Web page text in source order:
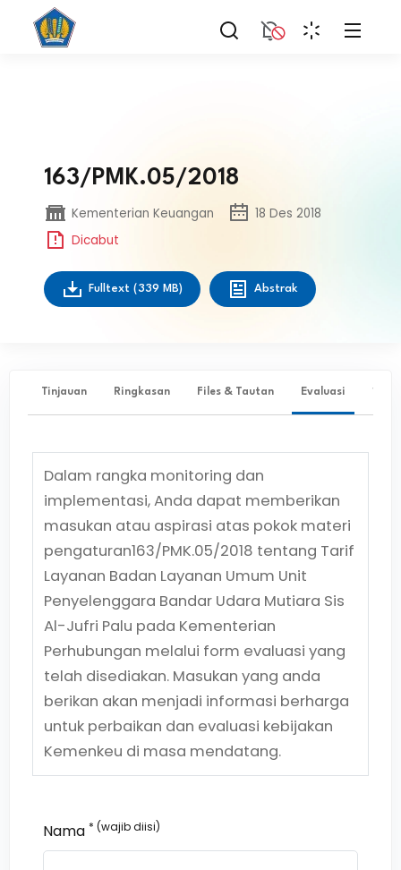
163/PMK.05/2018
Kementerian Keuangan
18 Des 2018
Dicabut
Fulltext (339 MB) Abstrak
Tinjauan Ringkasan Files & Tautan Evaluasi ✨
Dalam rangka monitoring dan
implementasi, Anda dapat memberikan
masukan atau aspirasi atas pokok materi
pengaturan163/PMK.05/2018 tentang Tarif
Layanan Badan Layanan Umum Unit
Penyelenggara Bandar Udara Mutiara Sis
Al-Jufri Palu pada Kementerian
Perhubungan melalui form evaluasi yang
telah disediakan. Masukan yang anda
berikan akan menjadi informasi berharga
untuk perbaikan dan evaluasi kebijakan
Kemenkeu di masa mendatang.
Nama * (wajib diisi)